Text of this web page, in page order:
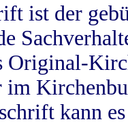
ist der
Original-
im
kann